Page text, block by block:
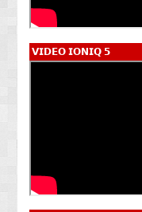
𝗩𝗜𝗗𝗘𝗢 𝗜𝗢𝗡𝗜𝗤 𝟱